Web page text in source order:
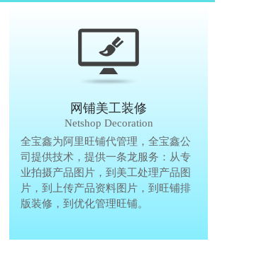
移动终端研发
Mobile Terminal
移动互联网的时代，抢先一步把您的
生意做到手机上，单独做手机移动网
站、设计个性化移动网页，建站和优
化等一体化移动营销解决方案，挖掘
亿万手机用户商机。
网铺美工装修
Netshop Decoration
全宝鑫为阿里旺铺代管理，全宝鑫公
司提供技术，提供一条龙服务：从专
业拍摄产品图片，到美工处理产品图
片，到上传产品资料图片，到旺铺排
版装修，到优化管理旺铺。